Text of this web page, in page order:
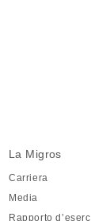
La Migros
Carriera
Media
Rapporto